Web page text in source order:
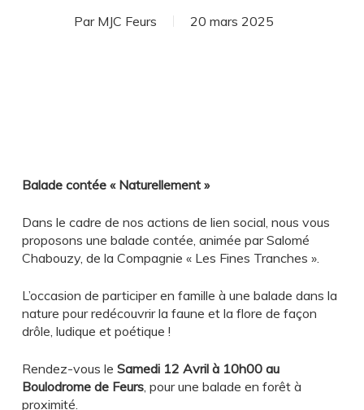
Par MJC Feurs 20 mars 2025
Balade contée « Naturellement »
Dans le cadre de nos actions de lien social, nous vous
proposons une balade contée, animée par Salomé
Chabouzy, de la Compagnie « Les Fines Tranches ».
L’occasion de participer en famille à une balade dans la
nature pour redécouvrir la faune et la flore de façon
drôle, ludique et poétique !
Rendez-vous le Samedi 12 Avril à 10h00 au
Boulodrome de Feurs, pour une balade en forêt à
proximité.